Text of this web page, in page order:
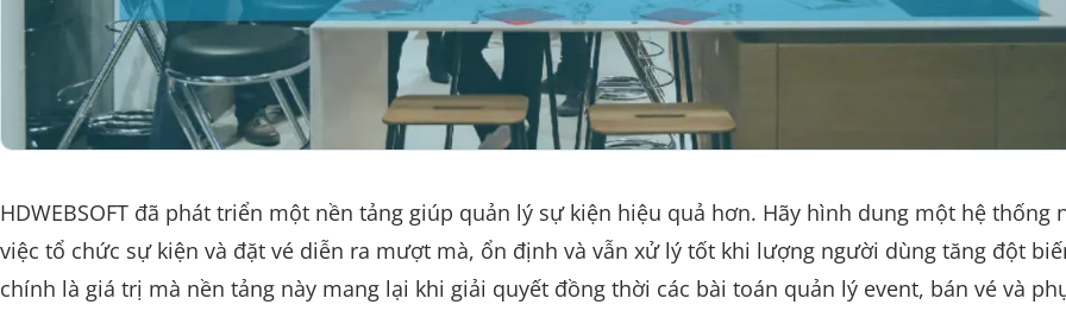
HDWEBSOFT đã phát triển một nền tảng giúp quản lý sự kiện hiệu quả hơn. Hãy hình dung một hệ thống
việc tổ chức sự kiện và đặt vé diễn ra mượt mà, ổn định và vẫn xử lý tốt khi lượng người dùng tăng đột
chính là giá trị mà nền tảng này mang lại khi giải quyết đồng thời các bài toán quản lý event, bán vé và